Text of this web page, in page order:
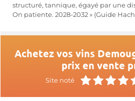
structuré, tannique, égayé par une
On patiente. 2028-2032 » (Guide
Achetez vos vins
prix en vente
Site noté